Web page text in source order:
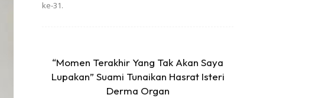
ke-31.
“Momen Terakhir Yang Tak Akan Saya
Lupakan” Suami Tunaikan Hasrat Isteri
Derma Organ